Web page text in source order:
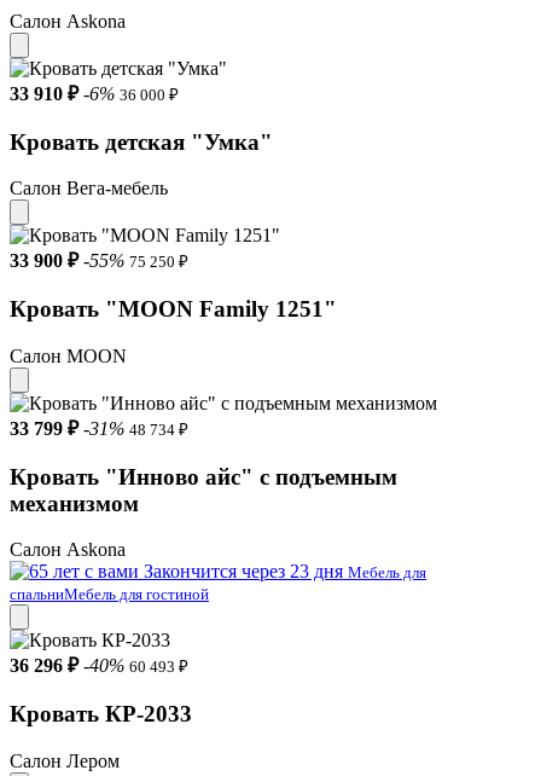
Салон Askona
33 910 ₽ -6% 36 000 ₽
Кровать детская "Умка"
Салон Вега-мебель
33 900 ₽ -55% 75 250 ₽
Кровать "MOON Family 1251"
Салон MOON
33 799 ₽ -31% 48 734 ₽
Кровать "Инново айс" с подъемным
механизмом
Салон Askona
Закончится через 23 дня Мебель для
спальниМебель для гостиной
36 296 ₽ -40% 60 493 ₽
Кровать КР-2033
Салон Лером